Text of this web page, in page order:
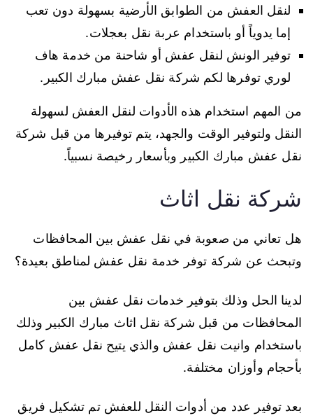
لنقل العفش من الطوابق الأرضية بسهولة دون تعب
إما يدوياً أو باستخدام عربة نقل بعجلات.
توفير الونش لنقل عفش أو شاحنة من خدمة هاف
لوري توفرها لكم شركة نقل عفش مبارك الكبير.
من المهم استخدام هذه الأدوات لنقل العفش لسهولة
النقل ولتوفير الوقت والجهد، يتم توفيرها من قبل شركة
نقل عفش مبارك الكبير وبأسعار رخيصة نسبياً.
شركة نقل اثاث
هل تعاني من صعوبة في نقل عفش بين المحافظات
وتبحث عن شركة توفر خدمة نقل عفش لمناطق بعيدة؟
لدينا الحل وذلك بتوفير خدمات نقل عفش بين
المحافظات من قبل شركة نقل اثاث مبارك الكبير وذلك
باستخدام وانيت نقل عفش والذي يتيح نقل عفش كامل
بأحجام وأوزان مختلفة.
بعد توفير عدد من أدوات النقل للعفش تم تشكيل فريق